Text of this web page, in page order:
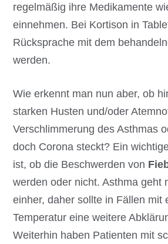
regelmäßig ihre Medikamente
einnehmen. Bei Kortison in
Rücksprache mit dem
werden.
Wie erkennt man nun aber, ob
starken Husten und/oder
Verschlimmerung des Asthmas
doch Corona steckt? Ein
ist, ob die Beschwerden von
werden oder nicht. Asthma geht
einher, daher sollte in Fällen mit
Temperatur eine weitere
Weiterhin haben Patienten mit